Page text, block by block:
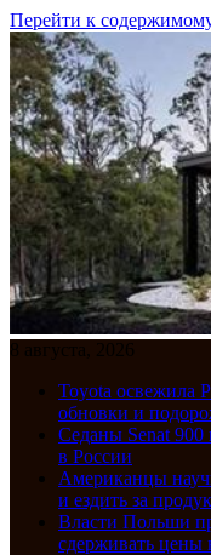
Перейти к
8 августа, 2026
Toyota освежила
обновки и
Седаны Senat 900
в России
Американцы
и ездить за
Власти Польши
сдерживать цены